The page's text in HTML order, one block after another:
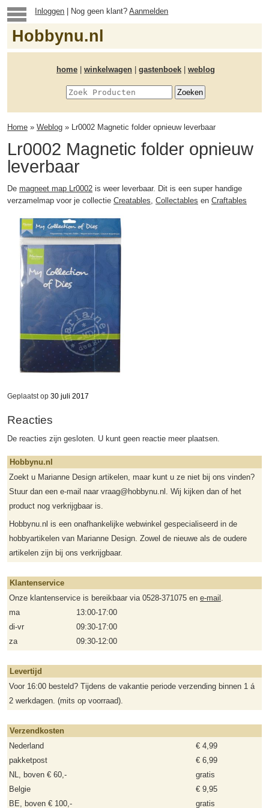
Inloggen | Nog geen klant?Aanmelden
Hobbynu.nl
home winkelwagen gastenboek weblog
Home » Weblog » Lr0002 Magnetic folder opnieuw leverbaar
Lr0002 Magnetic folder opnieuw
leverbaar
De magneet map Lr0002 is weer leverbaar. Dit is een super handige
verzamelmap voor je collectie Creatables, Collectables en Craftables
Geplaatst op 30 juli 2017
Reacties
De reacties zijn gesloten. U kunt geen reactie meer plaatsen.
Hobbynu.nl
Zoekt u Marianne Design artikelen, maar kunt u ze niet bij ons vinden?
Stuur dan een e-mail naar vraag@hobbynu.nl. Wij kijken dan of het
product nog verkrijgbaar is.
Hobbynu.nl is een onafhankelijke webwinkel gespecialiseerd in de
hobbyartikelen van Marianne Design. Zowel de nieuwe als de oudere
artikelen zijn bij ons verkrijgbaar.
Klantenservice
Onze klantenservice is bereikbaar via 0528-371075 en e-mail
ma
13:00-17:00
di-vr
09:30-17:00
za
09:30-12:00
Levertijd
Voor 16:00 besteld? Tijdens de vakantie periode verzending binnen 1 á
2 werkdagen. (mits op voorraad).
Verzendkosten
Nederland
€ 4,99
pakketpost
€ 6,99
NL, boven € 60,-
gratis
Belgie
€ 9,95
BE, boven € 100,-
gratis